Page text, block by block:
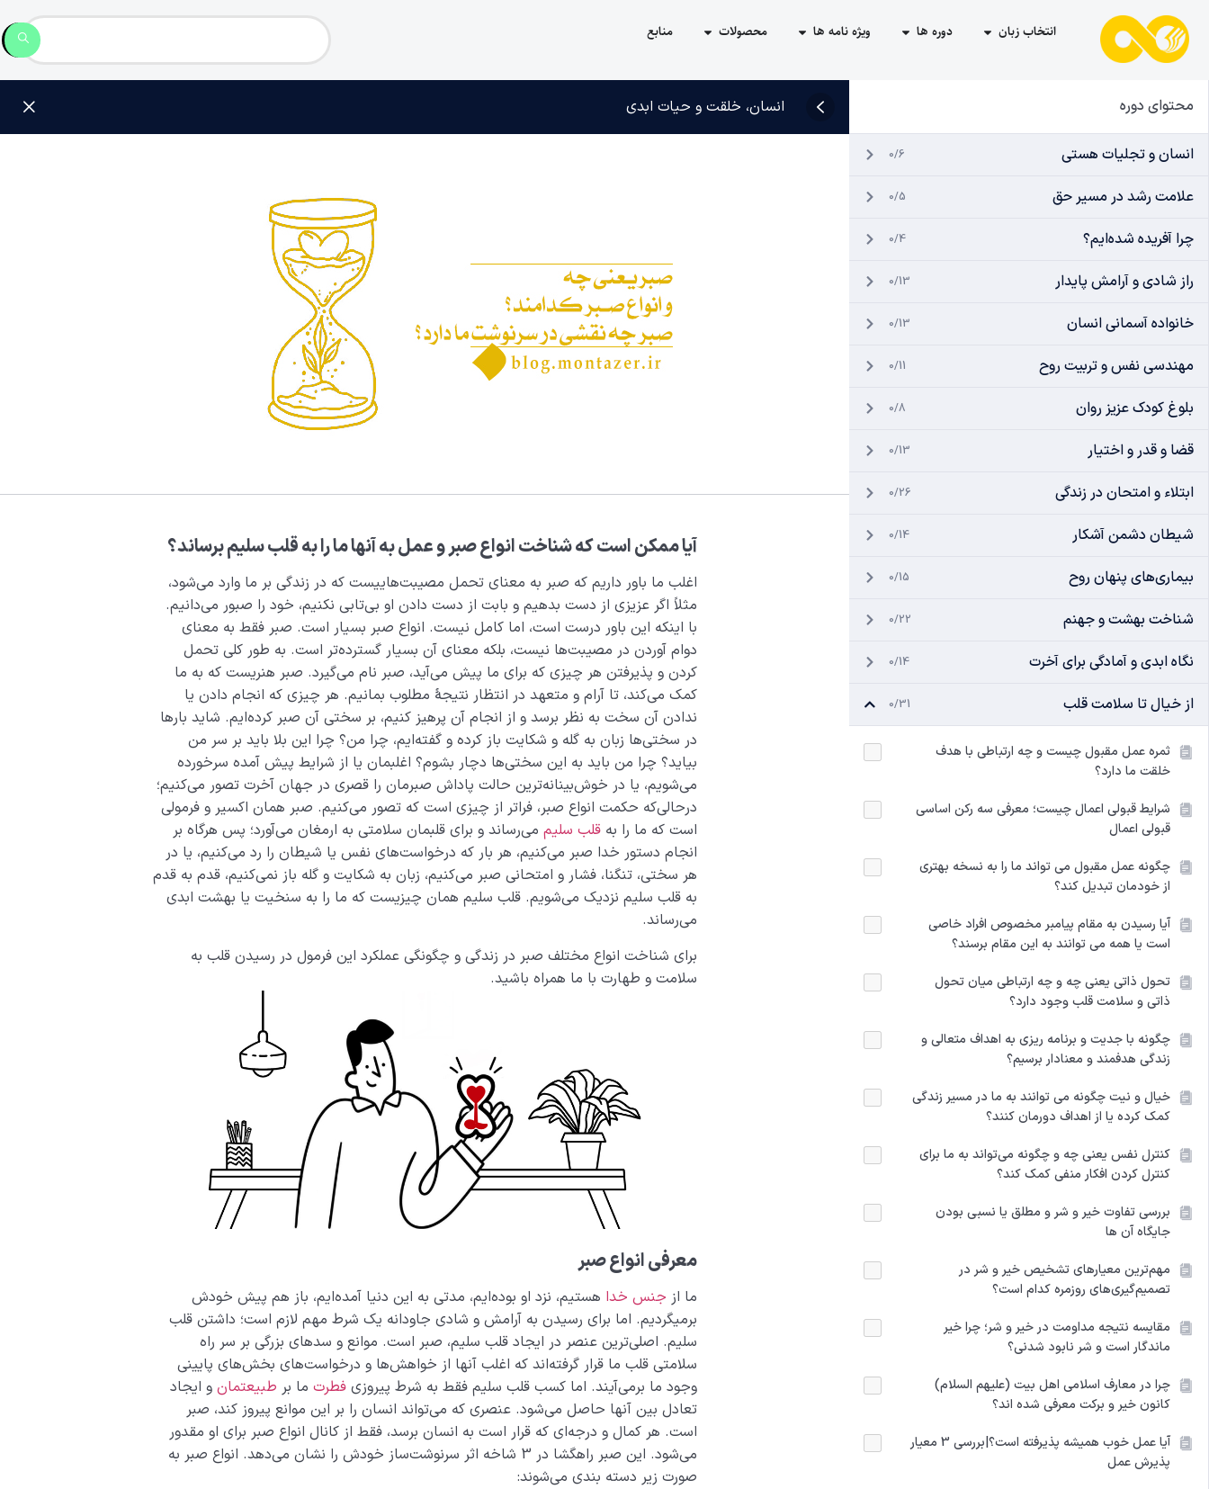
انتخاب زبان دوره ها ویژه نامه ها محصولات منابع
محتوای دوره
انسان و تجلیات هستی 0/6
علامت رشد در مسیر حق 0/5
چرا آفریده شده‌ایم؟ 0/4
راز شادی و آرامش پایدار 0/13
خانواده آسمانی انسان 0/13
مهندسی نفس و تربیت روح 0/11
بلوغ کودک عزیز روان 0/8
قضا و قدر و اختیار 0/13
ابتلاء و امتحان در زندگی 0/26
شیطان دشمن آشکار 0/14
بیماری‌های پنهان روح 0/15
شناخت بهشت و جهنم 0/22
نگاه ابدی و آمادگی برای آخرت 0/14
از خیال تا سلامت قلب 0/31
ثمره عمل مقبول چیست و چه ارتباطی با هدف
خلقت ما دارد؟
شرایط قبولی اعمال چیست؛ معرفی سه رکن اساسی
قبولی اعمال
چگونه عمل مقبول می تواند ما را به نسخه بهتری
از خودمان تبدیل کند؟
آیا رسیدن به مقام پیامبر مخصوص افراد خاصی
است یا همه می توانند به این مقام برسند؟
تحول ذاتی یعنی چه و چه ارتباطی میان تحول
ذاتی و سلامت قلب وجود دارد؟
چگونه با جدیت و برنامه ریزی به اهداف متعالی و
زندگی هدفمند و معنادار برسیم؟
خیال و نیت چگونه می توانند به ما در مسیر زندگی
کمک کرده یا از اهداف دورمان کنند؟
کنترل ‌‌نفس ‌‌یعنی ‌‌چه ‌‌و ‌‌چگونه ‌‌می‌تواند ‌‌به ‌‌ما ‌‌برای
‌‌کنترل ‌‌کردن ‌‌افکار ‌‌منفی ‌‌کمک ‌‌کند؟
بررسی تفاوت خیر و شر و مطلق یا نسبی بودن
جایگاه آن ها
مهم‌ترین معیارهای تشخیص خیر و شر در
تصمیم‌گیری‌های روزمره کدام‌ است؟
مقایسه نتیجه مداومت در خیر و شر؛ چرا خیر
ماندگار است و شر نابود شدنی؟
چرا در معارف اسلامی اهل بیت (علیهم السلام)
کانون خیر و برکت معرفی شده اند؟
آیا عمل خوب همیشه پذیرفته است؟|بررسی 3 معیار
پذیرش عمل
انسان، خلقت و حیات ابدی
آیا ممکن است که شناخت انواع صبر و عمل به آنها ما را به قلب سلیم برساند؟
اغلب ما باور داریم که صبر به معنای تحمل مصیبت‌هاییست که در زندگی بر ما وارد می‌شود،
مثلاً اگر عزیزی از دست بدهیم و بابت از دست دادن او بی‌تابی نکنیم، خود را صبور می‌دانیم.
با اینکه این باور درست است، اما کامل نیست. انواع صبر بسیار است. صبر فقط به معنای
دوام آوردن در مصیبت‌ها نیست، بلکه معنای آن بسیار گسترده‌تر است. به طور کلی تحمل
کردن و پذیرفتن هر چیزی که برای ما پیش می‌آید، صبر نام می‌گیرد. صبر هنریست که به ما
کمک می‌کند، تا آرام و متعهد در انتظار نتیجۀ مطلوب بمانیم. هر چیزی که انجام دادن یا
ندادن آن سخت به نظر برسد و از انجام آن پرهیز کنیم، بر سختی آن صبر کرده‌ایم. شاید بارها
در سختی‌ها زبان به گله و شکایت باز کرده‌ و گفته‌ایم، چرا من؟ چرا این بلا باید بر سر من
بیاید؟ چرا من باید به این سختی‌ها دچار بشوم؟ اغلبمان یا از شرایط پیش آمده سرخورده
می‌شویم، یا در خوش‌بینانه‌ترین حالت پاداش صبرمان را قصری در جهان آخرت تصور می‌کنیم؛
درحالی‌که حکمت انواع صبر، فراتر از چیزی است که تصور می‌کنیم. صبر همان اکسیر و فرمولی
است که ما را بهقلب سلیم می‌رساند و برای قلبمان سلامتی به ارمغان می‌آورد؛ پس هرگاه بر
انجام دستور خدا صبر می‌کنیم، هر بار که درخواست‌های نفس یا شیطان را رد می‌کنیم، یا در
هر سختی، تنگنا، فشار و امتحانی صبر می‌کنیم، زبان به شکایت و گله باز نمی‌کنیم، قدم به قدم
به قلب سلیم نزدیک می‌شویم. قلب سلیم همان چیزیست که ما را به سنخیت یا بهشت ابدی
می‌رساند.
برای شناخت انواع مختلف صبر در زندگی و چگونگی عملکرد این فرمول در رسیدن قلب به
سلامت و طهارت با ما همراه باشید.
معرفی انواع صبر
ما از جنس خدا هستیم، نزد او بوده‌ایم، مدتی به این دنیا آمده‌ایم، باز هم پیش خودش
برمیگردیم. اما برای رسیدن به آرامش و شادی جاودانه یک شرط مهم لازم است؛ داشتن قلب
سلیم. اصلی‌ترین عنصر در ایجاد قلب سلیم، صبر است. موانع و سدهای بزرگی بر سر راه
سلامتی قلب ما قرار گرفته‌اند که اغلب آنها از خواهش‌ها و درخواست‌های بخش‌های پایینی
وجود ما برمی‌آیند. اما کسب قلب سلیم فقط به شرط پیروزی فطرت ما بر طبیعتمان و ایجاد
تعادل بین آنها حاصل می‌شود. عنصری که می‌تواند انسان را بر این موانع پیروز کند، صبر
است. هر کمال و درجه‌ای که قرار است به انسان برسد، فقط از کانال انواع صبر برای او مقدور
می‌شود. این صبر راهگشا در 3 شاخه اثر سرنوشت‌ساز خودش را نشان می‌دهد. انواع صبر به
صورت زیر دسته بندی می‌شوند: